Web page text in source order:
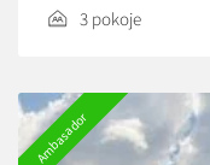
68 metrów składa
3 pokoje
Ambasador